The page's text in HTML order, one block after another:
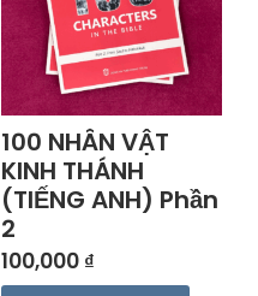
100 NHÂN VẬT
KINH THÁNH
(TIẾNG ANH) Phần
2
100,000 ₫